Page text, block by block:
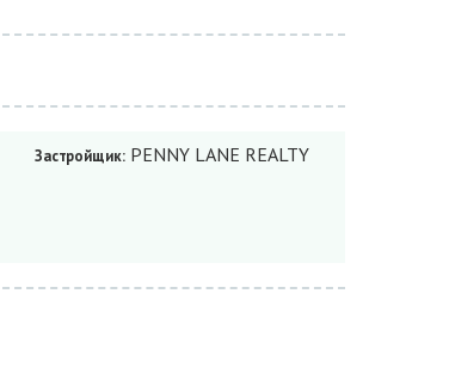
Застройщик: PENNY LANE REALTY